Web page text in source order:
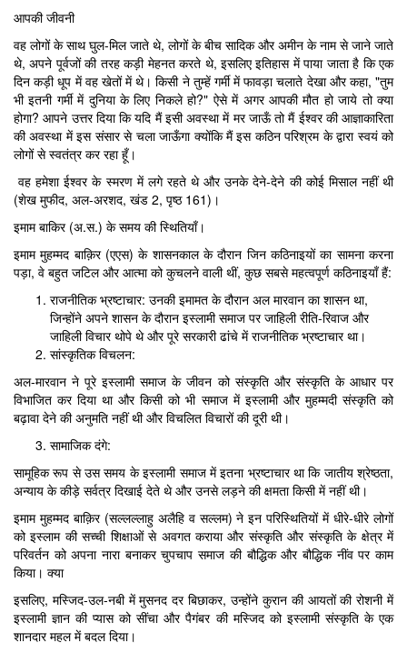
आपकी जीवनी
वह लोगों के साथ घुल-मिल जाते थे, लोगों के बीच सादिक और अमीन के नाम से जाने जाते
थे, अपने पूर्वजों की तरह कड़ी मेहनत करते थे, इसलिए इतिहास में पाया जाता है कि एक
दिन कड़ी धूप में वह खेतों में थे। किसी ने तुम्हें गर्मी में फावड़ा चलाते देखा और कहा, "तुम
भी इतनी गर्मी में दुनिया के लिए निकले हो?" ऐसे में अगर आपकी मौत हो जाये तो क्या
होगा? आपने उत्तर दिया कि यदि मैं इसी अवस्था में मर जाऊँ तो मैं ईश्वर की आज्ञाकारिता
की अवस्था में इस संसार से चला जाऊँगा क्योंकि मैं इस कठिन परिश्रम के द्वारा स्वयं को
लोगों से स्वतंत्र कर रहा हूँ।
वह हमेशा ईश्वर के स्मरण में लगे रहते थे और उनके देने-देने की कोई मिसाल नहीं थी
(शेख मुफीद, अल-अरशद, खंड 2, पृष्ठ 161)।
इमाम बाकिर (अ.स.) के समय की स्थितियाँ।
इमाम मुहम्मद बाक़िर (एएस) के शासनकाल के दौरान जिन कठिनाइयों का सामना करना
पड़ा, वे बहुत जटिल और आत्मा को कुचलने वाली थीं, कुछ सबसे महत्वपूर्ण कठिनाइयाँ हैं:
राजनीतिक भ्रष्टाचार: उनकी इमामत के दौरान अल मारवान का शासन था,
जिन्होंने अपने शासन के दौरान इस्लामी समाज पर जाहिली रीति-रिवाज और
जाहिली विचार थोपे थे और पूरे सरकारी ढांचे में राजनीतिक भ्रष्टाचार था।
सांस्कृतिक विचलन:
अल-मारवान ने पूरे इस्लामी समाज के जीवन को संस्कृति और संस्कृति के आधार पर
विभाजित कर दिया था और किसी को भी समाज में इस्लामी और मुहम्मदी संस्कृति को
बढ़ावा देने की अनुमति नहीं थी और विचलित विचारों की दूरी थी।
सामाजिक दंगे:
सामूहिक रूप से उस समय के इस्लामी समाज में इतना भ्रष्टाचार था कि जातीय श्रेष्ठता,
अन्याय के कीड़े सर्वत्र दिखाई देते थे और उनसे लड़ने की क्षमता किसी में नहीं थी।
इमाम मुहम्मद बाक़िर (सल्लल्लाहु अलैहि व सल्लम) ने इन परिस्थितियों में धीरे-धीरे लोगों
को इस्लाम की सच्ची शिक्षाओं से अवगत कराया और संस्कृति और संस्कृति के क्षेत्र में
परिवर्तन को अपना नारा बनाकर चुपचाप समाज की बौद्धिक और बौद्धिक नींव पर काम
किया। क्या
इसलिए, मस्जिद-उल-नबी में मुसनद दर बिछाकर, उन्होंने कुरान की आयतों की रोशनी में
इस्लामी ज्ञान की प्यास को सींचा और पैगंबर की मस्जिद को इस्लामी संस्कृति के एक
शानदार महल में बदल दिया।